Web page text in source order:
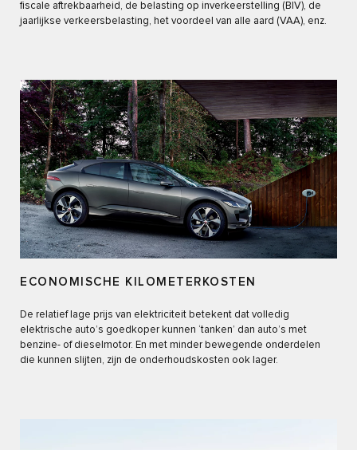
fiscale aftrekbaarheid, de belasting op inverkeerstelling (BIV), de
jaarlijkse verkeersbelasting, het voordeel van alle aard (VAA), enz.
ECONOMISCHE KILOMETERKOSTEN
De relatief lage prijs van elektriciteit betekent dat volledig
elektrische auto’s goedkoper kunnen ‘tanken’ dan auto’s met
benzine- of dieselmotor. En met minder bewegende onderdelen
die kunnen slijten, zijn de onderhoudskosten ook lager.